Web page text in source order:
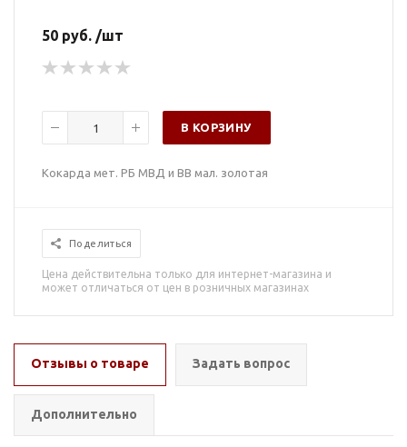
50 руб. /шт
В КОРЗИНУ
Кокарда мет. РБ МВД и ВВ мал. золотая
Поделиться
Цена действительна только для интернет-магазина и
может отличаться от цен в розничных магазинах
Отзывы о товаре Задать вопрос
Дополнительно